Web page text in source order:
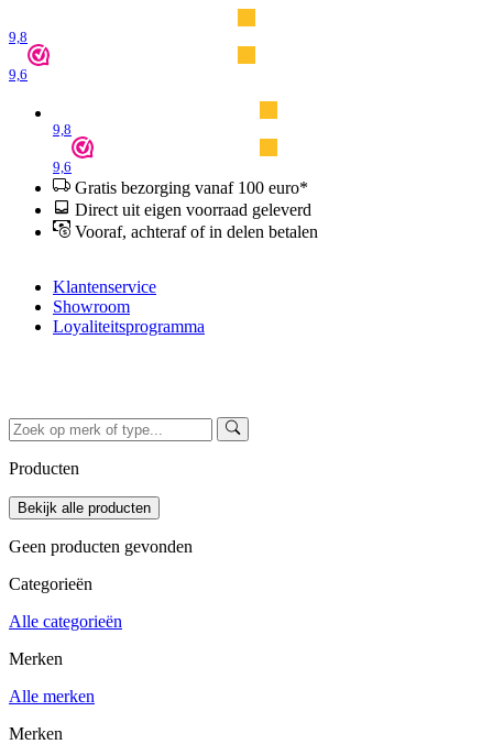
9,8
9,6
9,8
9,6
Gratis bezorging vanaf 100 euro*
Direct uit eigen voorraad geleverd
Vooraf, achteraf of in delen betalen
Klantenservice
Showroom
Loyaliteitsprogramma
Producten
Geen producten gevonden
Categorieën
Alle categorieën
Merken
Alle merken
Merken